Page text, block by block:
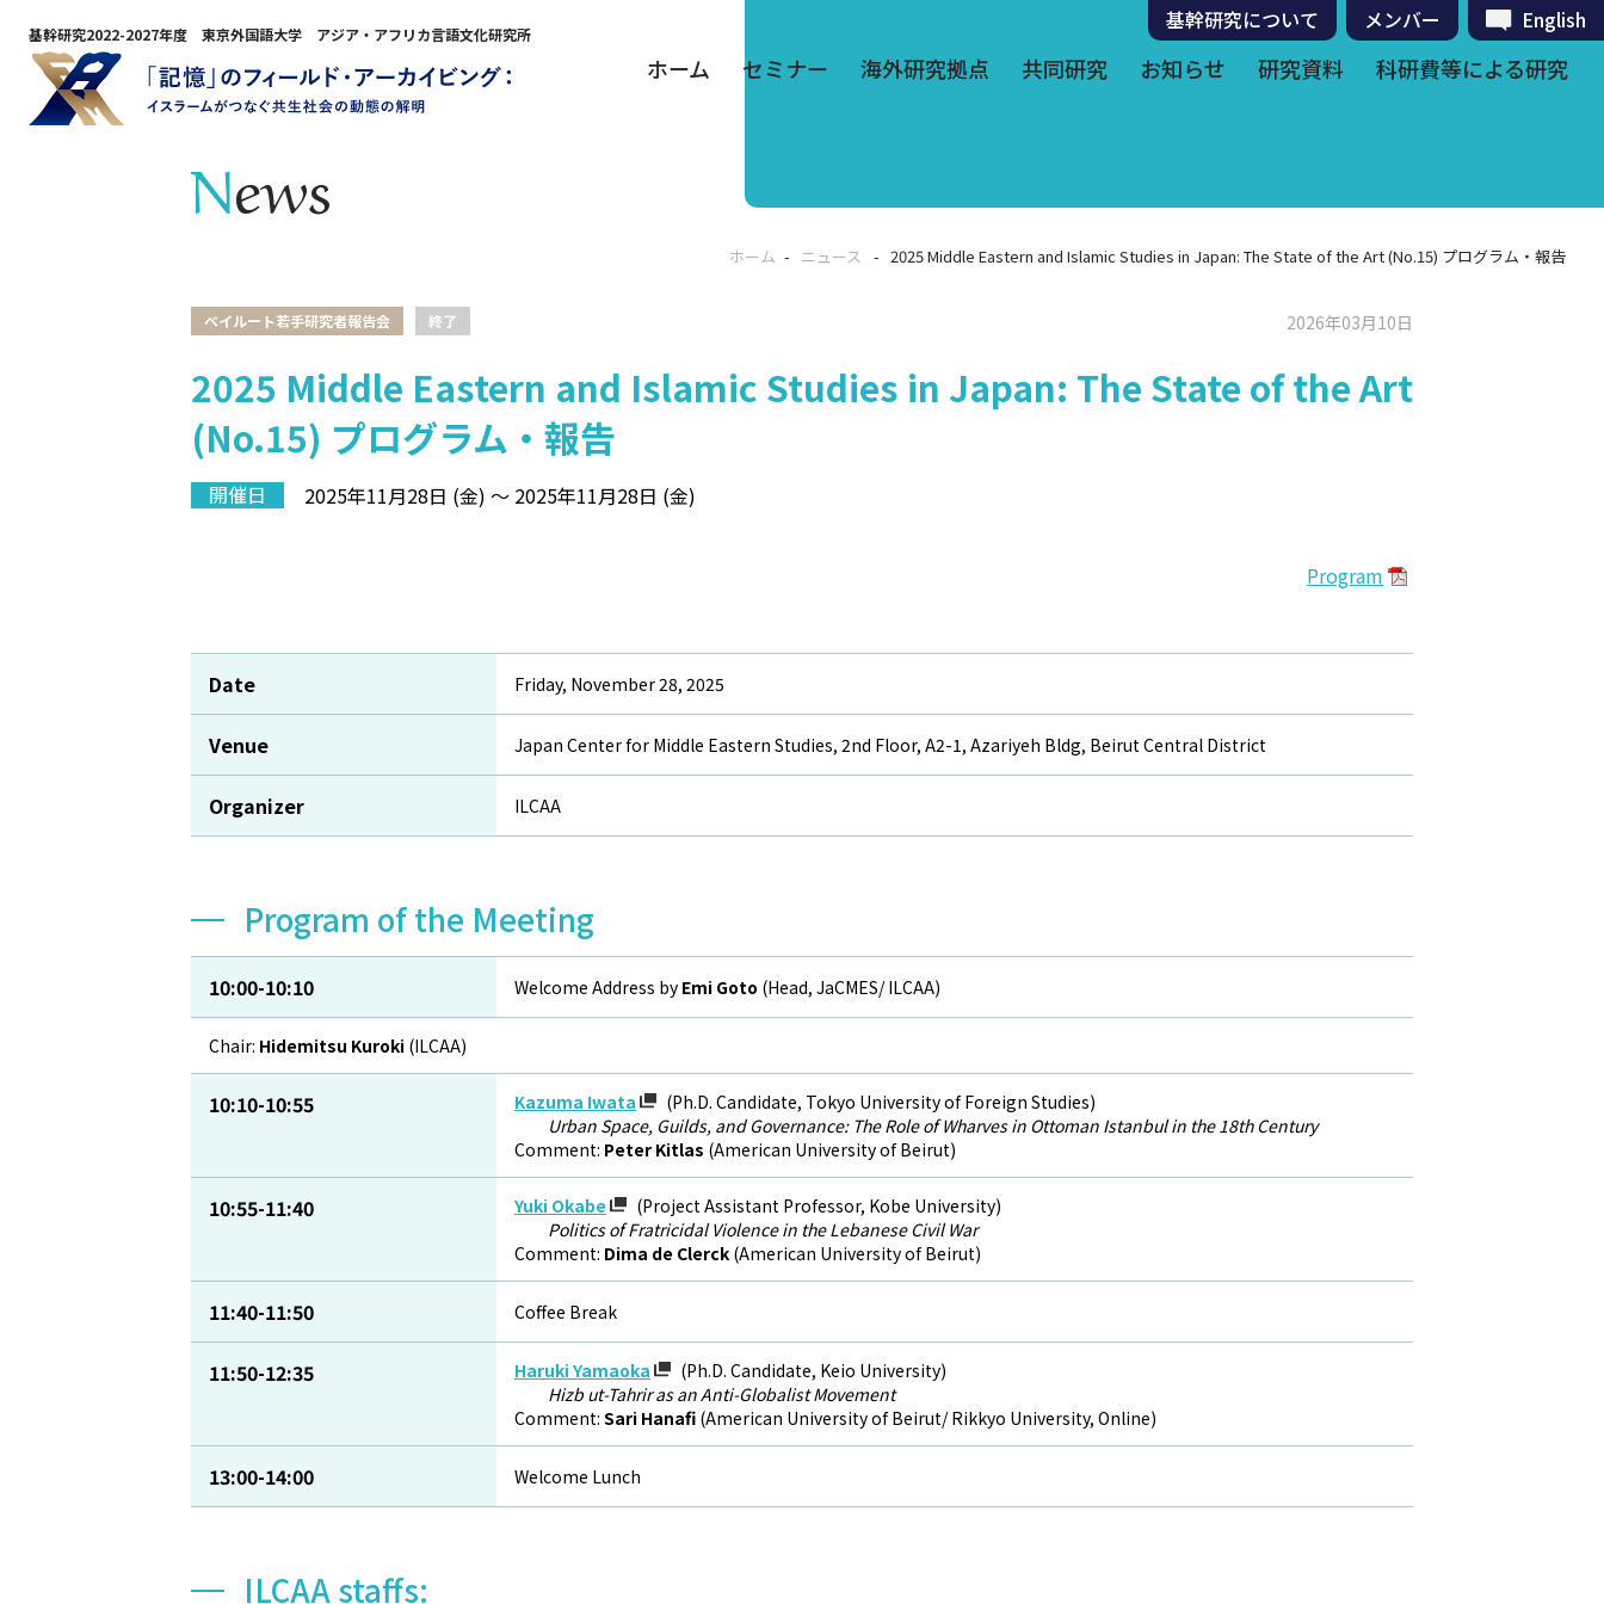
基幹研究2022-2027年度 東京外国語大学 アジア・アフリカ言語文化研究所
ホーム セミナー 海外研究拠点 共同研究 お知らせ 研究資料 科研費等による研究
基幹研究について メンバー English
News
ホーム ニュース 2025 Middle Eastern and Islamic Studies in Japan: The State of the Art (No.15) プログラム・報告
ベイルート若手研究者報告会 終了 2026年03月10日
2025 Middle Eastern and Islamic Studies in Japan: The State of the Art
(No.15) プログラム・報告
開催日 2025年11月28日 (金) ～ 2025年11月28日 (金)
Program
Date Friday, November 28, 2025
Venue Japan Center for Middle Eastern Studies, 2nd Floor, A2-1, Azariyeh Bldg, Beirut Central District
Organizer ILCAA
Program of the Meeting
10:00-10:10 Welcome Address by Emi Goto (Head, JaCMES/ ILCAA)
Chair: Hidemitsu Kuroki (ILCAA)
10:10-10:55 Kazuma Iwata
(Ph.D. Candidate, Tokyo University of Foreign Studies)
Urban Space, Guilds, and Governance: The Role of Wharves in Ottoman Istanbul in the 18th Century
Comment: Peter Kitlas (American University of Beirut)
10:55-11:40 Yuki Okabe
(Project Assistant Professor, Kobe University)
Politics of Fratricidal Violence in the Lebanese Civil War
Comment: Dima de Clerck (American University of Beirut)
11:40-11:50 Coffee Break
11:50-12:35 Haruki Yamaoka
(Ph.D. Candidate, Keio University)
Hizb ut-Tahrir as an Anti-Globalist Movement
Comment: Sari Hanafi (American University of Beirut/ Rikkyo University, Online)
13:00-14:00 Welcome Lunch
ILCAA staffs: